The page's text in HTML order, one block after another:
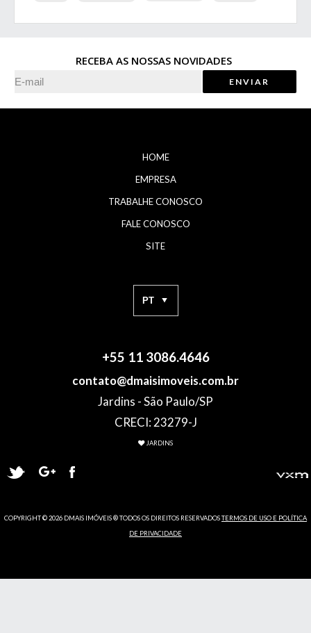
RECEBA AS NOSSAS NOVIDADES
HOME
EMPRESA
TRABALHE CONOSCO
FALE CONOSCO
SITE
+55 11 3086.4646
contato@dmaisimoveis.com.br
Jardins - São Paulo/SP
CRECI: 23279-J
JARDINS
COPYRIGHT © 2026 DMAIS IMÓVEIS ® TODOS OS DIREITOS RESERVADOSTERMOS DE USO E POLÍTICA
DE PRIVACIDADE